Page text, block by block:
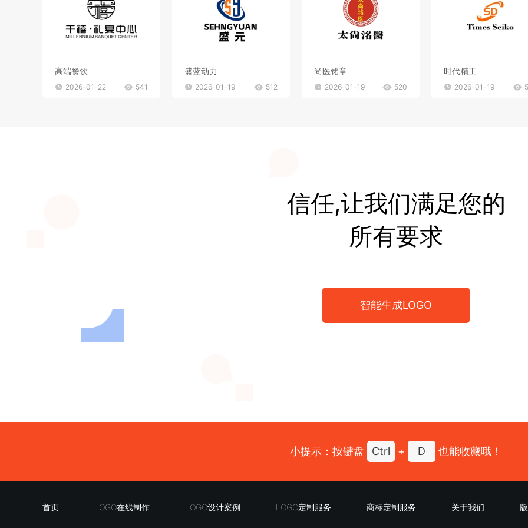
高端餐饮
2026-01-22 541
盛蓝动力
2026-01-19 512
尚医铭章
2026-01-19 520
时代精工
2026-01-19
信任,让我们满足您的
所有要求
智能生成LOGO
小提示：按键盘 Ctrl + D 也能收藏哦！
首页 LOGO在线制作 LOGO设计案例 LOGO定制服务 商标定制服务 关于我们